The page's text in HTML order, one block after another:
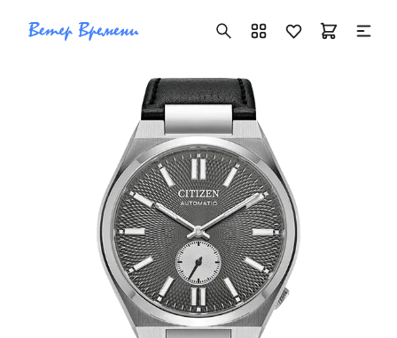
+7 ( 705 ) 181-42-50
info@vetervremeni.kz
Авторизация
Каталог